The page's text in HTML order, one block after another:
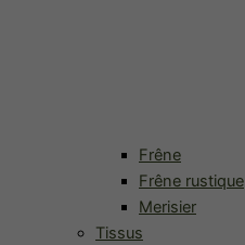
Frêne
Frêne rustique
Merisier
Tissus